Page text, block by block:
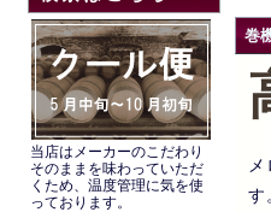
当店はメーカーのこだわり
そのままを味わっていただ
くため、温度管理に気を使
っております。
巻
す